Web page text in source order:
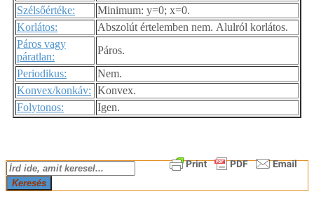
Szélsőértéke:
Minimum: y=0; x=0.
Korlátos:
Abszolút értelemben nem. Alulról korlátos.
Páros vagy
páratlan:
Páros.
Periodikus:
Nem.
Konvex/konkáv: Konvex.
Folytonos:
Igen.
2018-
04-
16
Keresés